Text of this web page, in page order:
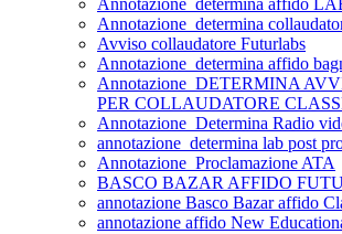
Annotazione_determina affido
Annotazione_determina
Avviso collaudatore Futurlabs
Annotazione_determina affido
Annotazione_DETERMINA
PER COLLAUDATORE
Annotazione_Determina Radio
annotazione_determina lab post
Annotazione_Proclamazione ATA
BASCO BAZAR AFFIDO
annotazione Basco Bazar affido
annotazione affido New